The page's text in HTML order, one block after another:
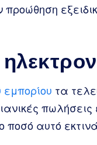
εμπορίου τα
ποσό αυτό